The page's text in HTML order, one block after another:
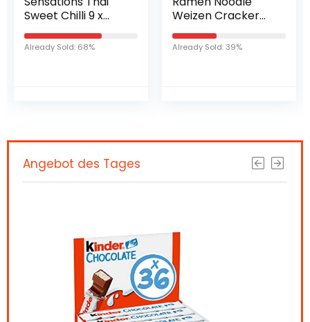
Sweet Chilli 9 x
150g Karton
Already Sold: 68%
Weizen Cracker
GGE BBQ Cube
80g
Already Sold: 39%
Angebot des Tages